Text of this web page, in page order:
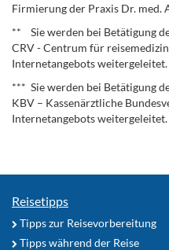
Firmierung der Praxis Dr. med.
** Sie werden bei Betätigung
CRV - Centrum für
Internetangebots weitergeleitet.
*** Sie werden bei Betätigung
KBV – Kassenärztliche
Internetangebots weitergeleitet.
Reisetipps
Tipps zur Reisevorbereitung
Tipps während der Reise